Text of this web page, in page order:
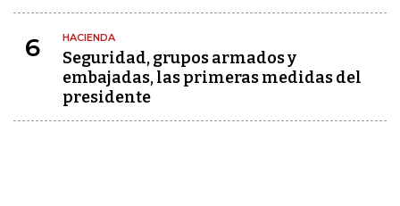
6 HACIENDA
Seguridad, grupos armados y
embajadas, las primeras medidas del
presidente